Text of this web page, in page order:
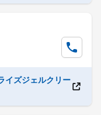
イズジェルクリー